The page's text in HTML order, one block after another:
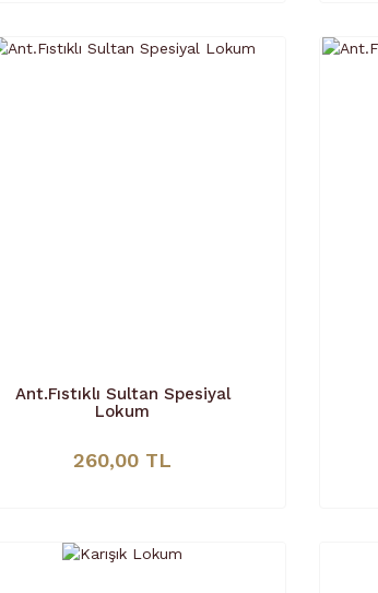
Ant.Fıstıklı Sultan Spesiyal
Lokum
260,00 TL